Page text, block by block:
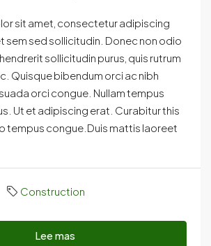
sit amet, consectetur adipiscing
sem sed sollicitudin. Donec non odio
sollicitudin purus, quis rutrum
Quisque bibendum orci ac nibh
orci congue. Nullam tempus
Ut et adipiscing erat. Curabitur this
tempus congue.Duis mattis laoreet
Construction
Lee mas